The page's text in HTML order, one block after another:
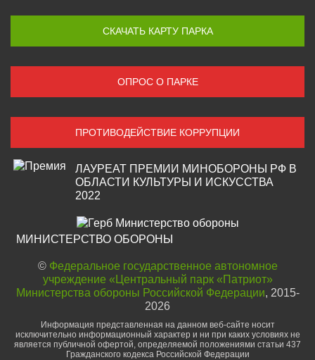
СКАЧАТЬ КАРТУ ПАРКА
ОПРОС О ПАРКЕ
ПРОТИВОДЕЙСТВИЕ КОРРУПЦИИ
ЛАУРЕАТ ПРЕМИИ МИНОБОРОНЫ РФ В
ОБЛАСТИ КУЛЬТУРЫ И ИСКУССТВА
2022
МИНИСТЕРСТВО ОБОРОНЫ
© Федеральное государственное автономное
учреждение «Центральный парк «Патриот»
Министерства обороны Российской Федерации, 2015-
2026
Информация представленная на данном веб-сайте носит
исключительно информационный характер и ни при каких условиях не
является публичной офертой, определяемой положениями статьи 437
Гражданского кодекса Российской Федерации